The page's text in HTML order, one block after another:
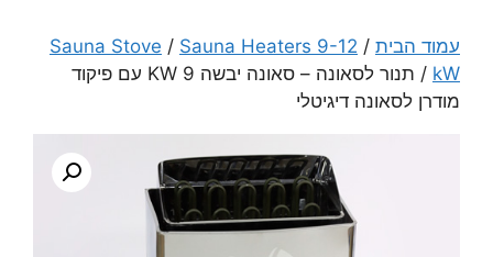
עמוד הבית /
Sauna Stove / Sauna Heaters 9-12
kW
/ תנור לסאונה – סאונה יבשה 9 KW עם פיקוד
מודרן לסאונה דיגיטלי